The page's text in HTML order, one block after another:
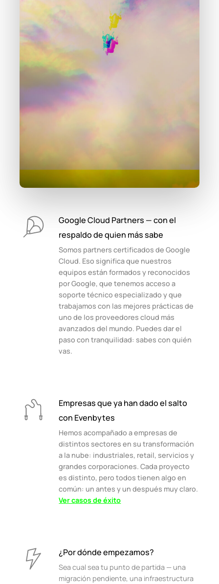
Google Cloud Partners — con el
respaldo de quien más sabe
Somos partners certificados de Google
Cloud. Eso significa que nuestros
equipos están formados y reconocidos
por Google, que tenemos acceso a
soporte técnico especializado y que
trabajamos con las mejores prácticas de
uno de los proveedores cloud más
avanzados del mundo. Puedes dar el
paso con tranquilidad: sabes con quién
vas.
Empresas que ya han dado el salto
con Evenbytes
Hemos acompañado a empresas de
distintos sectores en su transformación
a la nube: industriales, retail, servicios y
grandes corporaciones. Cada proyecto
es distinto, pero todos tienen algo en
común: un antes y un después muy claro.
Ver casos de éxito
¿Por dónde empezamos?
Sea cual sea tu punto de partida — una
migración pendiente, una infraestructura